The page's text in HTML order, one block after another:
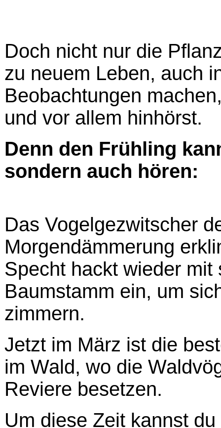
Doch nicht nur die
zu neuem Leben, auch
Beobachtungen
und vor allem hinhörst.
Denn den Frühling
sondern auch hören:
Das Vogelgezwitscher
Morgendämmerung
Specht hackt wieder
Baumstamm ein, um
zimmern.
Jetzt im März ist die
im Wald, wo die
Reviere besetzen.
Um diese Zeit kannst